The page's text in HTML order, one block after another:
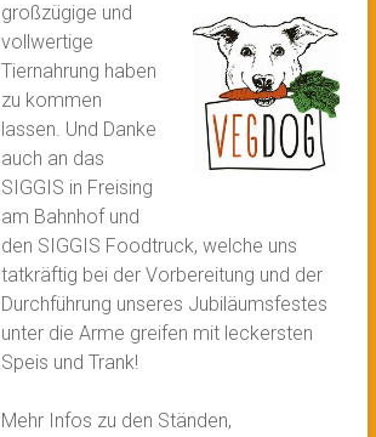
großzügige und
vollwertige
Tiernahrung haben
zu kommen
lassen. Und Danke
auch an das
SIGGIS in Freising
am Bahnhof und
den SIGGIS Foodtruck, welche uns
tatkräftig bei der Vorbereitung und der
Durchführung unseres Jubiläumsfestes
unter die Arme greifen mit leckersten
Speis und Trank!
Mehr Infos zu den Ständen,